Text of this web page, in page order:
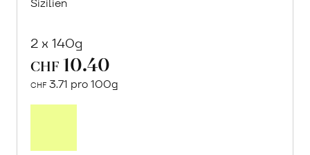
Sizilien
2 x 140g
CHF 10.40
CHF 3.71 pro 100g